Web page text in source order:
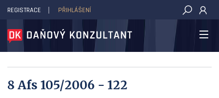
DAŇOVÝ KONZULTANT
REGISTRACE PŘIHLÁŠENÍ
8 Afs 105/2006 - 122